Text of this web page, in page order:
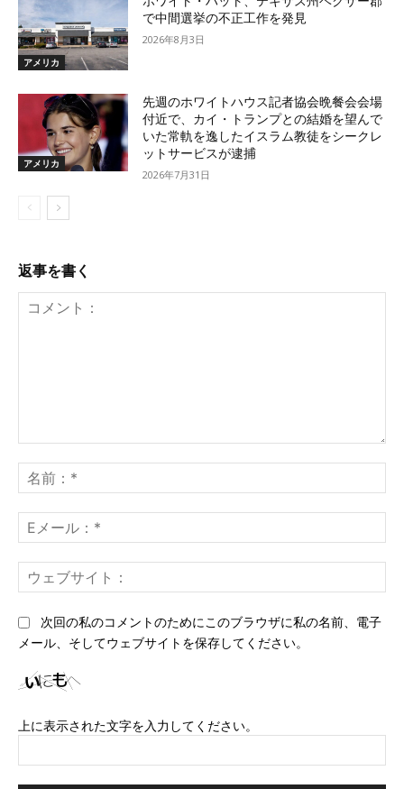
アメリカ
で中間選挙の不正工作を発見
2026年8月3日
アメリカ
先週のホワイトハウス記者協会晩餐会会場
付近で、カイ・トランプとの結婚を望んで
いた常軌を逸したイスラム教徒をシークレ
ットサービスが逮捕
2026年7月31日
返事を書く
ン
ト：
前
*
メ
ー
*ェ
次回の私のコメントのためにこのブラウザに私の名前、電子
メール、そしてウェブサイトを保存してください。
上に表示された文字を入力してください。